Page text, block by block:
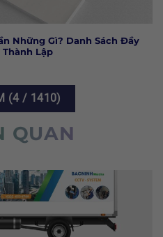
Những Gì? Danh Sách Đầy
Lập
(4/ 1410)
QUAN